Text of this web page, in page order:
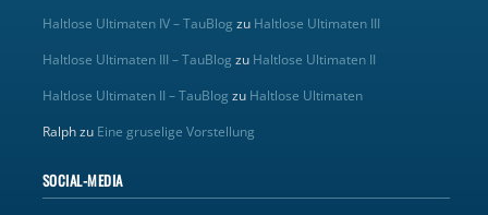
Haltlose Ultimaten IV – TauBlog zu Haltlose Ultimaten III
Haltlose Ultimaten III – TauBlog zu Haltlose Ultimaten II
Haltlose Ultimaten II – TauBlog zu Haltlose Ultimaten
Ralphzu Eine gruselige Vorstellung
SOCIAL-MEDIA